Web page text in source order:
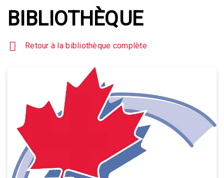
BIBLIOTHÈQUE
Retour à la bibliothèque complète